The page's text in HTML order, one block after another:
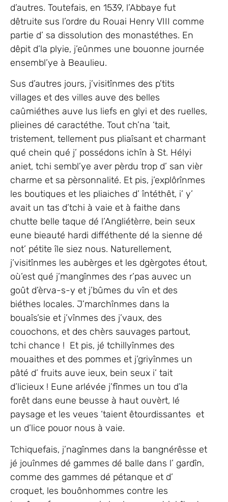
d’autres. Toutefais, en 1539, l’Abbaye fut
dêtruite sus l’ordre du Rouai Henry VIII comme
partie d’ sa dissolution des monastéthes. En
dêpit d’la plyie, j’eûnmes une bouonne journée
ensembl’ye à Beaulieu.
Sus d’autres jours, j’visitînmes des p’tits
villages et des villes auve des belles
caûmiéthes auve lus liefs en glyi et des ruelles,
plieines dé caractéthe. Tout ch’na ‘tait,
tristement, tellement pus pliaîsant et charmant
qué chein qué j’ possédons ichîn à St. Hélyi
aniet, tchi sembl’ye aver pèrdu trop d’ san vièr
charme et sa pèrsonnalité. Et pis, j’explôrînmes
les boutiques et les pliaiches d’ întéthêt, i’ y’
avait un tas d’tchi à vaie et à faithe dans
chutte belle taque dé l’Angliétèrre, bein seux
eune bieauté hardi difféthente dé la sienne dé
not’ pétite île siez nous. Naturellement,
j’visitînmes les aubèrges et les dgèrgotes étout,
où’est qué j’mangînmes des r’pas auvec un
goût d’èrva-s-y et j’bûmes du vîn et des
biéthes locales. J’marchînmes dans la
bouaîs’sie et j’vînmes des j’vaux, des
couochons, et des chèrs sauvages partout,
tchi chance ! Et pis, jé tchillyînmes des
mouaithes et des pommes et j’griyînmes un
pâté d’ fruits auve ieux, bein seux i’ tait
d’licieux ! Eune arlévée j’fînmes un tou d’la
forêt dans eune beusse à haut ouvèrt, lé
paysage et les veues ‘taient êtourdissantes et
un d’lice pouor nous à vaie.
Tchiquefais, j’nagînmes dans la bangnérêsse et
jé jouînmes dé gammes dé balle dans l’ gardîn,
comme des gammes dé pétanque et d’
croquet, les bouônhommes contre les